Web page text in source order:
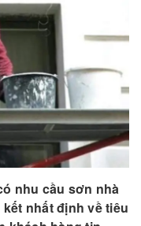
nhu cầu sơn nhà
nhất định về tiêu